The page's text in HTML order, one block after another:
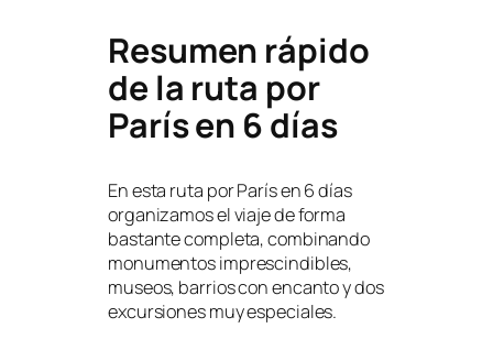
Resumen rápido
de la ruta por
París en 6 días
En esta ruta por París en 6 días
organizamos el viaje de forma
bastante completa, combinando
monumentos imprescindibles,
museos, barrios con encanto y dos
excursiones muy especiales.